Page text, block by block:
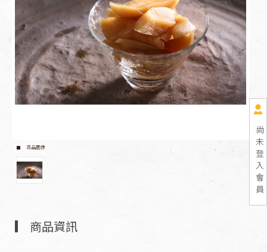
尚
未
登
入
會
員
商品圖像
商品資訊